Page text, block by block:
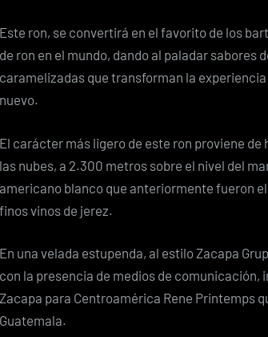
Este ron, se convertirá en el favorito de los
de ron en el mundo, dando al paladar
caramelizadas que transforman la
nuevo.
El carácter más ligero de este ron proviene
las nubes, a 2.300 metros sobre el nivel del
americano blanco que anteriormente fueron
finos vinos de jerez.
En una velada estupenda, al estilo Zacapa
con la presencia de medios de comunicación,
Zacapa para Centroamérica Rene Printemps
Guatemala.